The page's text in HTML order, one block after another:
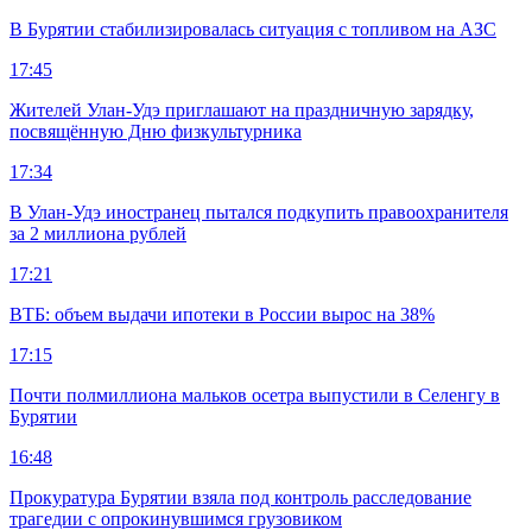
В Бурятии стабилизировалась ситуация с топливом на АЗС
17:45
Жителей Улан-Удэ приглашают на праздничную зарядку,
посвящённую Дню физкультурника
17:34
В Улан-Удэ иностранец пытался подкупить правоохранителя
за 2 миллиона рублей
17:21
ВТБ: объем выдачи ипотеки в России вырос на 38%
17:15
Почти полмиллиона мальков осетра выпустили в Селенгу в
Бурятии
16:48
Прокуратура Бурятии взяла под контроль расследование
трагедии с опрокинувшимся грузовиком